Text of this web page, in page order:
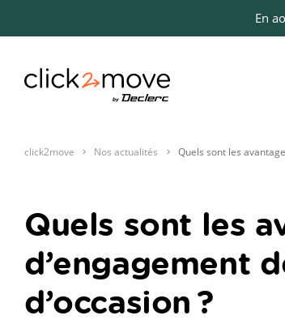
En
click2move Nos actualités Quels sont les
Quels sont les
d’engagement
d’occasion ?